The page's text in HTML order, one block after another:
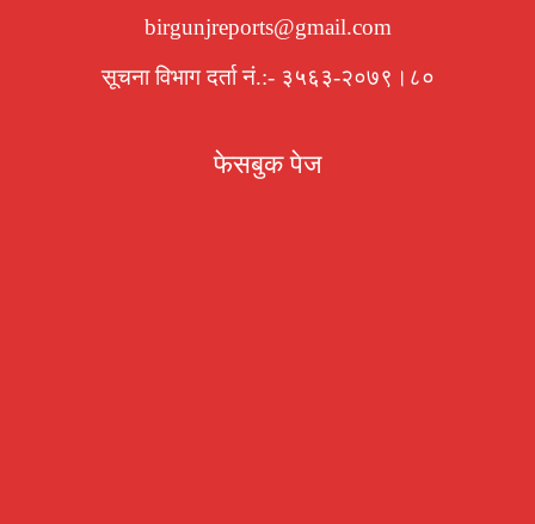
birgunjreports@gmail.com
सूचना विभाग दर्ता नं.:- ३५६३-२०७९।८०
फेसबुक पेज